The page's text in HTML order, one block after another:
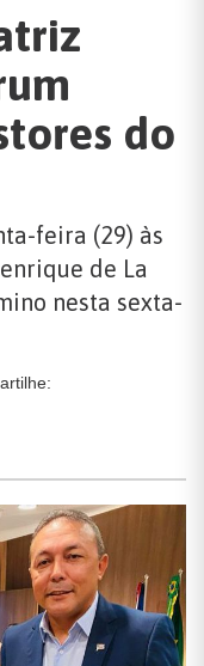
do
feira (29) às
de La
nesta sexta-